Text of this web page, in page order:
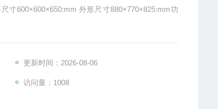
外形尺寸880×770×825:mm功
更新时间：2026-08-06
访问量：1008